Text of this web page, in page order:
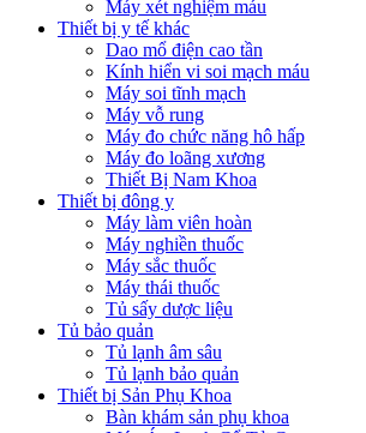
Máy xét nghiệm máu
Thiết bị y tế khác
Dao mổ điện cao tần
Kính hiển vi soi mạch máu
Máy soi tĩnh mạch
Máy vỗ rung
Máy đo chức năng hô hấp
Máy đo loãng xương
Thiết Bị Nam Khoa
Thiết bị đông y
Máy làm viên hoàn
Máy nghiền thuốc
Máy sắc thuốc
Máy thái thuốc
Tủ sấy dược liệu
Tủ bảo quản
Tủ lạnh âm sâu
Tủ lạnh bảo quản
Thiết bị Sản Phụ Khoa
Bàn khám sản phụ khoa